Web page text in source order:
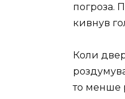
погроза.
кивнув
Коли
то менше